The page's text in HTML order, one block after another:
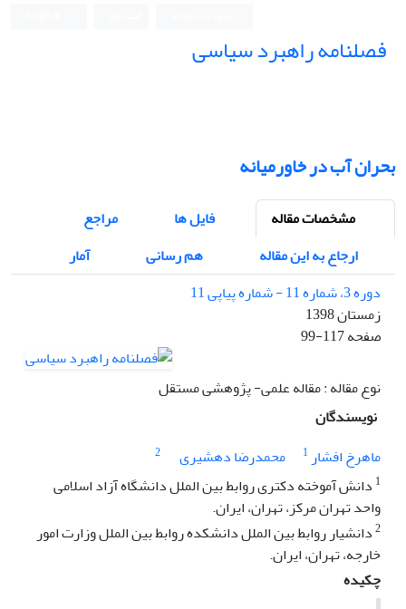
فصلنامه راهبرد سیاسی
بحران آب در خاورمیانه
مشخصات مقاله فایل ها
مراجع
ارجاع به این مقاله
هم رسانی
آمار
دوره 3، شماره 11 - شماره پیاپی 11
زمستان 1398
صفحه99-117
نوع مقاله : مقاله علمی- پژوهشی مستقل
نویسندگان
ماهرخ افشار1 محمدرضا دهشیری
2
1 دانش آموخته دکتری روابط بین الملل دانشگاه آزاد اسلامی
واحد تهران مرکز، تهران، ایران.
2دانشیار روابط بین الملل دانشکده روابط بین الملل وزارت امور
خارجه، تهران، ایران.
چکیده